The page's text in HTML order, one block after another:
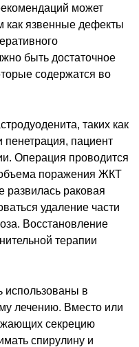
может
как язвенные дефекты
быть достаточное
содержатся во
таких как
пенетрация, пациент
Операция проводится
поражения ЖКТ
развилась раковая
удаление части
Восстановление
терапии
использованы в
лечению. Вместо или
секрецию
спирулину и